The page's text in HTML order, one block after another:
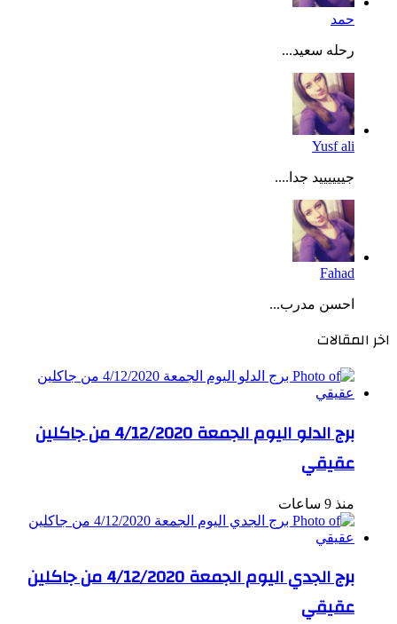
حمد
رحله سعيد...
Yusf ali
جييييييد جدا....
Fahad
احسن مدرب...
اخر المقالات
برج الدلو اليوم الجمعة 4/12/2020 من جاكلين
عقيقي
منذ 9 ساعات
برج الجدي اليوم الجمعة 4/12/2020 من جاكلين
عقيقي